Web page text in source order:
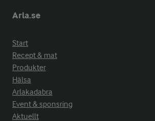
Arla.se
Start
Recept & mat
Produkter
Hälsa
Arlakadabra
Event & sponsring
Aktuellt